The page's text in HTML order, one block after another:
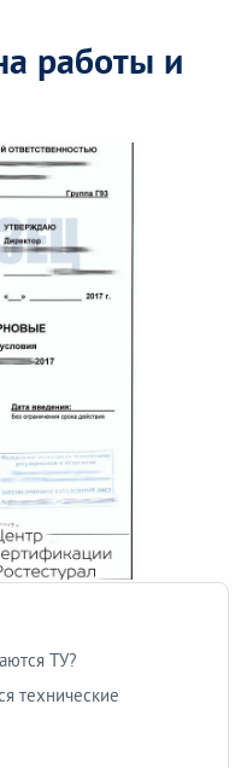
работы и
ТУ?
технические